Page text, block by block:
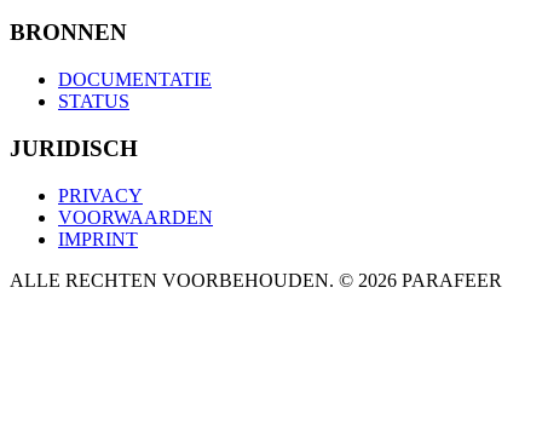
BRONNEN
DOCUMENTATIE
STATUS
JURIDISCH
PRIVACY
VOORWAARDEN
IMPRINT
ALLE RECHTEN VOORBEHOUDEN. © 2026 PARAFEER